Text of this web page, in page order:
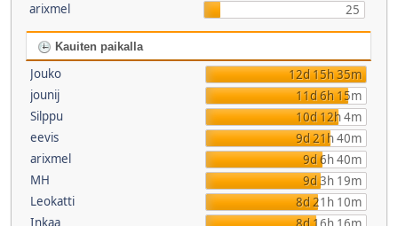
arixmel
25
Kauiten paikalla
Jouko
12d 15h 35m
jounij
11d 6h 15m
Silppu
10d 12h 4m
eevis
9d 21h 40m
arixmel
9d 6h 40m
MH
9d 3h 19m
Leokatti
8d 21h 10m
Inkaa